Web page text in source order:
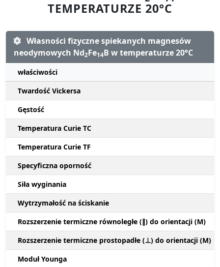
TEMPERATURZE 20°C
Własności fizyczne spiekanych magnesów
neodymowych Nd2Fe14B w temperaturze 20°C
właściwości
Twardość Vickersa
Gęstość
Temperatura Curie TC
Temperatura Curie TF
Specyficzna oporność
Siła wyginania
Wytrzymałość na ściskanie
Rozszerzenie termiczne równoległe (∥) do orientacji (M)
Rozszerzenie termiczne prostopadłe (⊥) do orientacji (M)
Moduł Younga